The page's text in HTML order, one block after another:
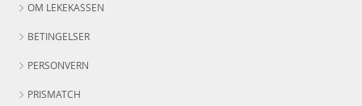
OM LEKEKASSEN
BETINGELSER
PERSONVERN
PRISMATCH